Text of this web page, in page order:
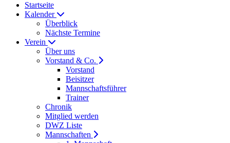
Startseite
Kalender
Überblick
Nächste Termine
Verein
Über uns
Vorstand & Co.
Vorstand
Beisitzer
Mannschaftsführer
Trainer
Chronik
Mitglied werden
DWZ Liste
Mannschaften